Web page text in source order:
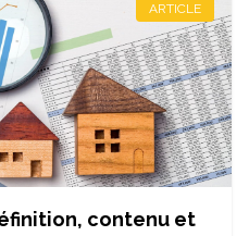
ARTICLE
contenu et